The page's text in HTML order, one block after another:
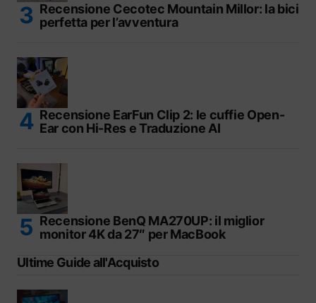
Recensione Cecotec Mountain Millor: la bici
perfetta per l’avventura
Recensione EarFun Clip 2: le cuffie Open-
Ear con Hi-Res e Traduzione AI
Recensione BenQ MA270UP: il miglior
monitor 4K da 27″ per MacBook
Ultime Guide all'Acquisto